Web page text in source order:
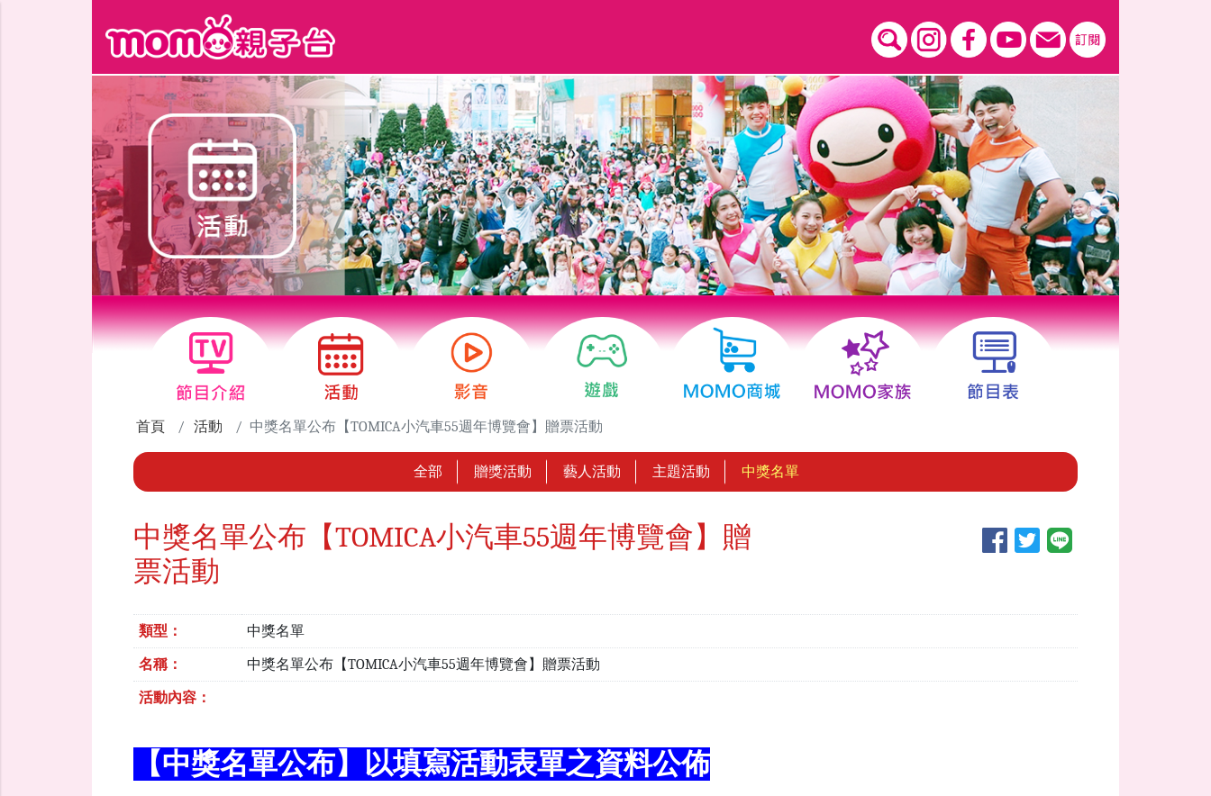
首頁 活動 中獎名單公布【TOMICA小汽車55週年博覽會】贈票活動
全部 贈獎活動 藝人活動 主題活動 中獎名單
中獎名單公布【TOMICA小汽車55週年博覽會】贈
票活動
類型： 中獎名單
名稱： 中獎名單公布【TOMICA小汽車55週年博覽會】贈票活動
活動內容：
【中獎名單公布】以填寫活動表單之資料公佈